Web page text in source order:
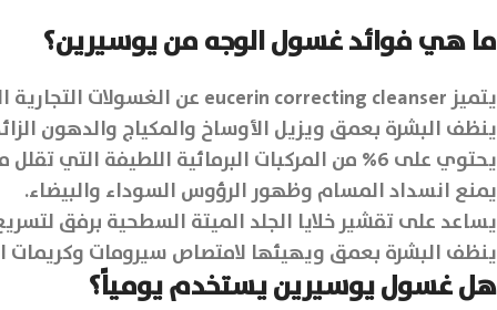
ما هي فوائد غسول الوجه من يوسيرين؟
يتميز eucerin correcting cleanser عن الغسولات التجارية العادية بأنه منظف علاجي خالي من الصابون.
ينظف البشرة بعمق ويزيل الأوساخ والمكياج والدهون
يحتوي على 6% من المركبات البرمائية اللطيفة التي تقلل من تكاثر البكتيريا المسببة لحب الشباب.
يمنع انسداد المسام وظهور الرؤوس السوداء والبيضاء.
يساعد على تقشير خلايا الجلد الميتة السطحية برفق لتسريع
ينظف البشرة بعمق ويهيئها لامتصاص سيرومات وكريمات
هل غسول يوسيرين يستخدم يومياً؟